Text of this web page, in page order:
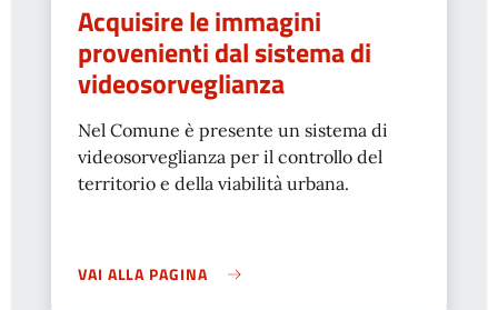
Acquisire le immagini
provenienti dal sistema di
videosorveglianza
Nel Comune è presente un sistema di
videosorveglianza per il controllo del
territorio e della viabilità urbana.
VAI ALLA PAGINA